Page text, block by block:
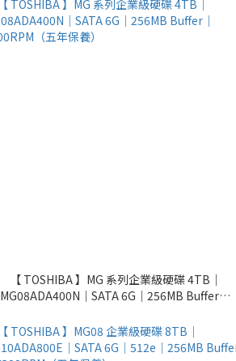
【 TOSHIBA 】MG 系列企業級硬碟 4TB｜
MG08ADA400N｜SATA 6G｜256MB Buffer｜